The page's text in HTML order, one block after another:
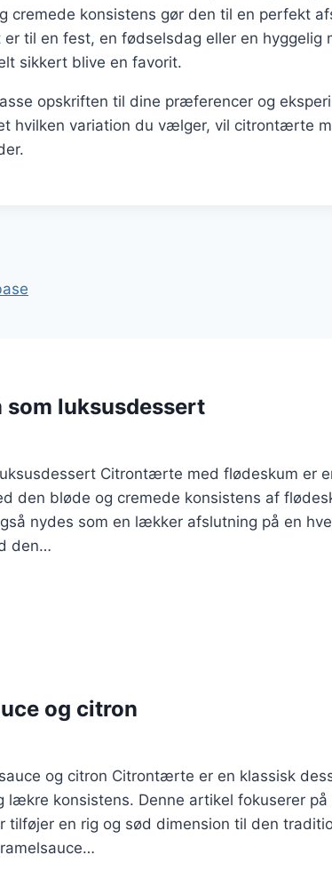
cremede konsistens gør den til en perfekt
til en fest, en fødselsdag eller en hyggelig
sikkert blive en favorit.
opskriften til dine præferencer og
hvilken variation du vælger, vil citrontærte
luksusdessert
Citrontærte med flødeskum er
den bløde og cremede konsistens af
nydes som en lækker afslutning på en
den…
og citron
og citron Citrontærte er en klassisk
lækre konsistens. Denne artikel fokuserer
tilføjer en rig og sød dimension til den